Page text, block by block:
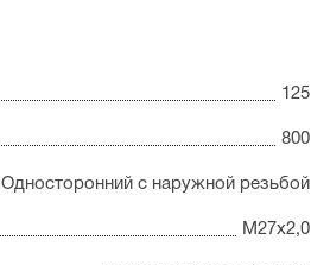
125
800
Односторонний с наружной резьбой
М27х2,0